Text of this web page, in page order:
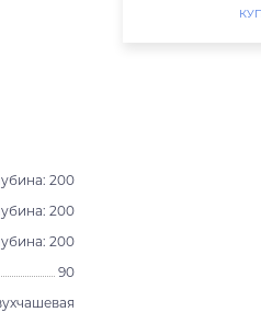
200
200
200
90